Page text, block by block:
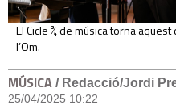
El Cicle ¾ de música torna
l’Om.
MÚSICA / Redacció/Jordi
25/04/2025 10:22